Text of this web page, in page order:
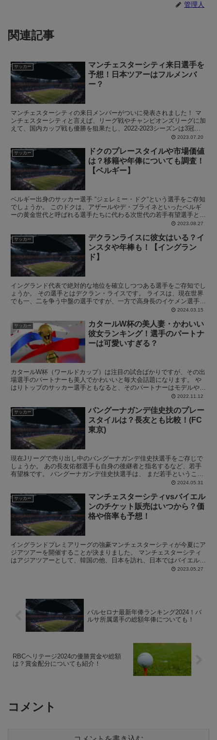
管理人
関連記事
サッカー
マンチェスターシティ来日選手を
予想！日本ツアーはフルメンバ
ー？
マンチェスターシティの来日メンバーがついに発表されました！ マ
ンチェスターシティと言えば、リーグ戦やチャンピオンズリーグに加
えて、国内カップ戦も優勝を狙果たし、2022-2023シーズンは3冠を
2023.07.20
サッカー
ドクのプレースタイルや市場価値
は？移籍や年俸についても調査！
【ベルギー】
ベルギー出身のサッカー選手 “ジェレミー・ドク“という選手をご存知
でしょうか。 このドクは、アザールやデ・ブライネといったベルギ
ーの黄金世代と呼ばれる選手たちに代わる次世代の若手有望選手とし
2023.08.27
サッカー
デクランライスに彼女はいる？イ
ンスタや年棒も！【イングラン
ド】
イングランド代表で絶対的な地位を確立しつつある選手をご存知でし
ょうか。 その選手とはデクラン・ライスです。 ライスは、現在世界
でも一、二を争う中盤の選手ですが、一方で高身長のイケメン選手と
しても人気のある選手です。 そんなイケメン選手のライ... 2024.03.15
サッカー
カタールW杯の美人妻・かわいい
彼女ランキング！選手のパートナ
ーは可愛いすぎる？
カタールW杯（ワールドカップ）は注目の試合ばかりですが、その出
場選手のパートナーも美人でかわいいと毎大会話題になります。 や
はりトップのサッカー選手ともなると、そのパートナーはモデルやイ
ンフルエンサーなど本当に綺麗な方が多いです。 そこでこ...2022.11.12
サッカー
バングーナガンデ佳史扶のプレー
スタイルは？長友とも比較！(FC
東京)
現在Jリーグで売り出し中のバングーナガンデ佳史扶選手をご存じで
しょうか。 あの長友佑都選手も自身の後継者と指名するなど、若手
有望株です。 バングーナガンデ佳史扶選手は、 まだ若手ということ
もあり、プレースタイルも知らないという方も多いと思い...2024.05.31
サッカー
マンチェスターシティvsバイエル
ンのチケット販売はいつから？価
格や倍率も予想！
イングランドプレミアリーグの強豪マンチェスターシティが今夏にア
ジアツアーを開催することが決まりました。 マンチェスターシティ
はアジアツアーとして、韓国の他、日本を訪れ、日本ではバイエルン
や横浜F・マリノスと対戦します。 スーパースター揃いと...2023.05.27
バルセロナ最新年俸ランキング2024！バ
ルサ所属選手の総額年俸についても！
RBCヘリテージ2024の優勝賞金や総額
は？賞金配分についても紹介！
コメント